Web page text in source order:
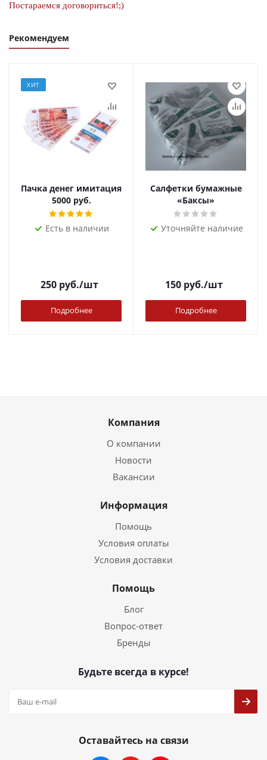
Постараемся договориться!;)
Рекомендуем
ХИТ
Пачка денег имитация
5000 руб.
Есть в наличии
250руб./шт
Подробнее
Салфетки бумажные
«Баксы»
Уточняйте наличие
150руб./шт
Подробнее
Компания
О компании
Новости
Вакансии
Информация
Помощь
Условия оплаты
Условия доставки
Помощь
Блог
Вопрос-ответ
Бренды
Будьте всегда в курсе!
Оставайтесь на связи